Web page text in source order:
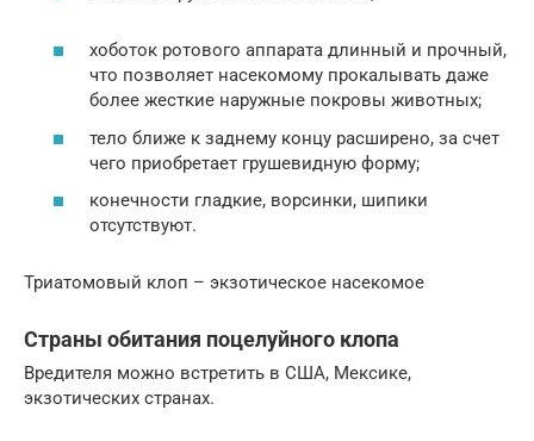
хоботок ротового аппарата длинный и прочный,
что позволяет насекомому прокалывать даже
более жесткие наружные покровы животных;
тело ближе к заднему концу расширено, за счет
чего приобретает грушевидную форму;
конечности гладкие, ворсинки, шипики
отсутствуют.
Триатомовый клоп – экзотическое насекомое
Страны обитания поцелуйного клопа
Вредителя можно встретить в США, Мексике,
экзотических странах.